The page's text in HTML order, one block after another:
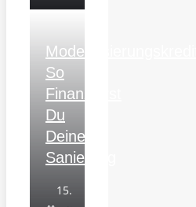
Modernisierungskredit:
So
Finanzierst
Du
Deine
Sanierung
15.